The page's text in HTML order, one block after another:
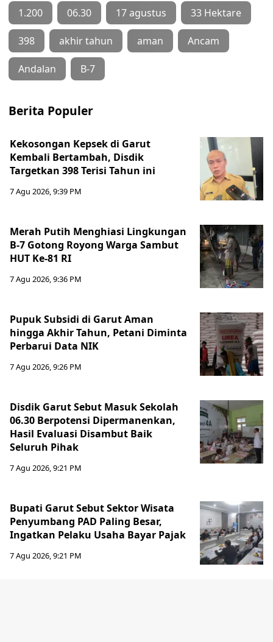
1.200 06.30 17 agustus 33 Hektare
398 akhir tahun aman Ancam
Andalan B-7
Berita Populer
Kekosongan Kepsek di Garut
Kembali Bertambah, Disdik
Targetkan 398 Terisi Tahun ini
7 Agu 2026, 9:39 PM
Merah Putih Menghiasi Lingkungan
B-7 Gotong Royong Warga Sambut
HUT Ke-81 RI
7 Agu 2026, 9:36 PM
Pupuk Subsidi di Garut Aman
hingga Akhir Tahun, Petani Diminta
Perbarui Data NIK
7 Agu 2026, 9:26 PM
Disdik Garut Sebut Masuk Sekolah
06.30 Berpotensi Dipermanenkan,
Hasil Evaluasi Disambut Baik
Seluruh Pihak
7 Agu 2026, 9:21 PM
Bupati Garut Sebut Sektor Wisata
Penyumbang PAD Paling Besar,
Ingatkan Pelaku Usaha Bayar Pajak
7 Agu 2026, 9:21 PM